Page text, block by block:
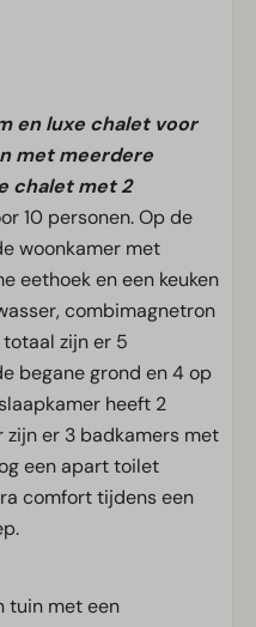
en luxe chalet voor
met meerdere
chalet met 2
10 personen. Op de
woonkamer met
eethoek en een keuken
combimagnetron
zijn er 5
begane grond en 4 op
heeft 2
er 3 badkamers met
een apart toilet
comfort tijdens een
tuin met een